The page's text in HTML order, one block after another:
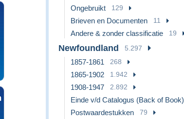
Ongebruikt 129
Brieven en Documenten 11
Andere & zonder classificatie 19
Newfoundland 5.297
1857-1861 268
1865-1902 1.942
1908-1947 2.892
Einde v/d Catalogus (Back of Book)
Postwaardestukken 79